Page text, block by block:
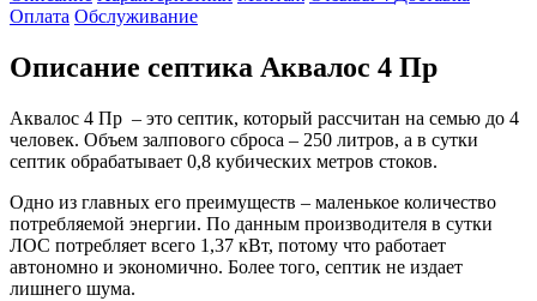
Оплата Обслуживание
Описание септика Аквалос 4 Пр
Аквалос 4 Пр – это септик, который рассчитан на семью до 4
человек. Объем залпового сброса – 250 литров, а в сутки
септик обрабатывает 0,8 кубических метров стоков.
Одно из главных его преимуществ – маленькое количество
потребляемой энергии. По данным производителя в сутки
ЛОС потребляет всего 1,37 кВт, потому что работает
автономно и экономично. Более того, септик не издает
лишнего шума.